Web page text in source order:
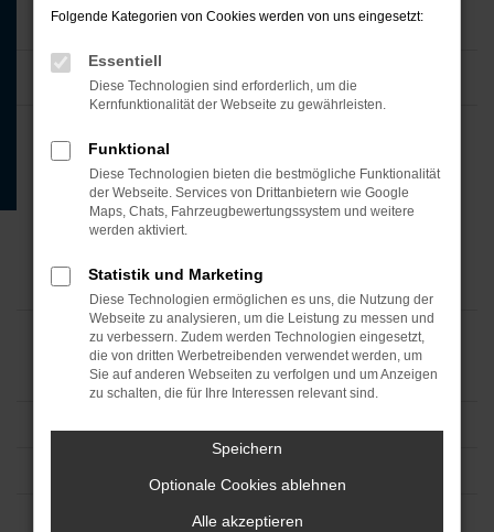
Folgende Kategorien von Cookies werden von uns eingesetzt:
Essentiell
Diese Technologien sind erforderlich, um die
Kernfunktionalität der Webseite zu gewährleisten.
Funktional
Diese Technologien bieten die bestmögliche Funktionalität
der Webseite. Services von Drittanbietern wie Google
Maps, Chats, Fahrzeugbewertungssystem und weitere
werden aktiviert.
Statistik und Marketing
Diese Technologien ermöglichen es uns, die Nutzung der
Webseite zu analysieren, um die Leistung zu messen und
zu verbessern. Zudem werden Technologien eingesetzt,
die von dritten Werbetreibenden verwendet werden, um
Sie auf anderen Webseiten zu verfolgen und um Anzeigen
zu schalten, die für Ihre Interessen relevant sind.
Speichern
Optionale Cookies ablehnen
Alle akzeptieren